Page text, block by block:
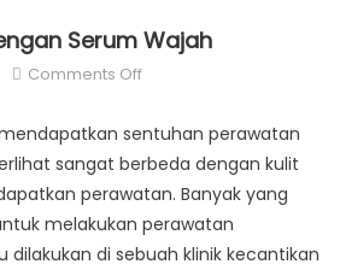
Serum Wajah
Comments Offon
Wajah
Dengan
sentuhan perawatan
sangat berbeda dengan kulit
perawatan. Banyak yang
melakukan perawatan
dilakukan di sebuah klinik kecantikan